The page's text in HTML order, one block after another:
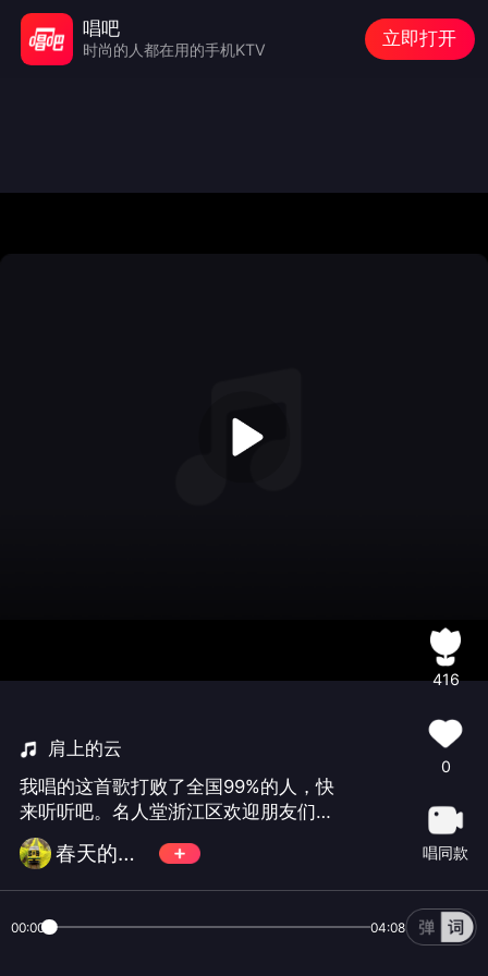
肩上的云
我唱的这首歌打败了全国99%的人，快
来听听吧。名人堂浙江区欢迎朋友们加
入，QQ号：330690963
春天的禾木
416
0
唱同款
00:00 04:08
唱吧
时尚的人都在用的手机KTV
立即打开